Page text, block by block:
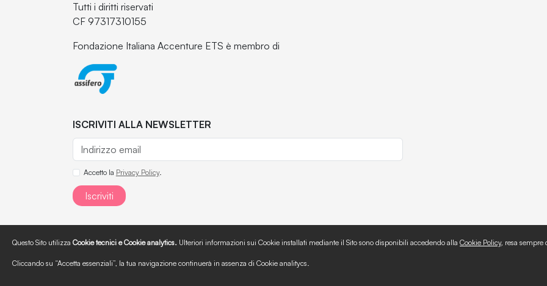
Tutti i diritti riservati
CF 97317310155
Fondazione Italiana Accenture ETS è membro di
ISCRIVITI ALLA NEWSLETTER
Accetto la Privacy Policy.
Iscriviti
Chi siamo Area Stampa Documenti
Questo Sito utilizza Cookie tecnici e Cookie analytics. Ulteriori informazioni sui Cookie installati mediante il Sito sono disponibili accedendo alla Cookie Policy, resa sempre
Cliccando su “Accetta essenziali”, la tua navigazione continuerà in assenza di Cookie analitycs.